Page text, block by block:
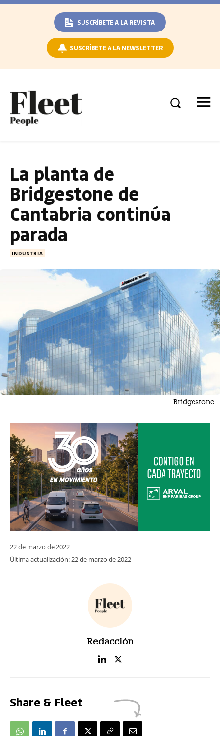
SUSCRÍBETE A LA REVISTA
SUSCRÍBETE A LA NEWSLETTER
La planta de
Bridgestone de
Cantabria continúa
parada
INDUSTRIA
Bridgestone
22 de marzo de 2022
Última actualización:22 de marzo de 2022
Redacción
Share & Fleet